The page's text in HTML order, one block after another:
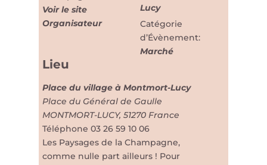
Lucy
Catégorie
d’Évènement:
Marché
Lieu
Place du village à Montmort-Lucy
Place du Général de Gaulle
MONTMORT-LUCY, 51270 France
Téléphone 03 26 59 10 06
Les Paysages de la Champagne,
comme nulle part ailleurs ! Pour
Voir le site
Organisateur